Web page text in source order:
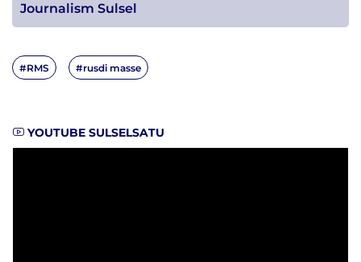
Journalism Sulsel
#RMS #rusdi masse
YOUTUBE SULSELSATU